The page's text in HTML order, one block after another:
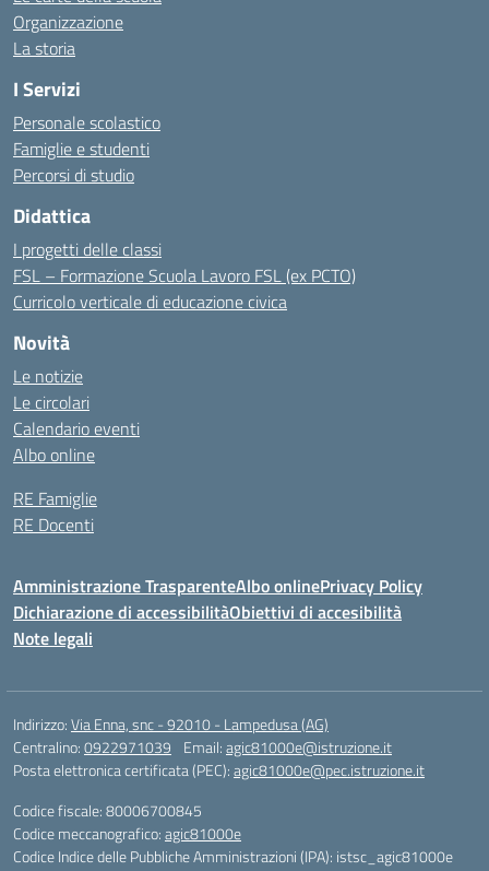
Organizzazione
La storia
I Servizi
Personale scolastico
Famiglie e studenti
Percorsi di studio
Didattica
I progetti delle classi
FSL – Formazione Scuola Lavoro FSL (ex PCTO)
Curricolo verticale di educazione civica
Novità
Le notizie
Le circolari
Calendario eventi
Albo online
RE Famiglie
RE Docenti
Amministrazione TrasparenteAlbo onlinePrivacy Policy
Dichiarazione di accessibilitàObiettivi di accesibilità
Note legali
Indirizzo:Via Enna, snc - 92010 - Lampedusa (AG)
Centralino:0922971039 Email:agic81000e@istruzione.it
Posta elettronica certificata (PEC):agic81000e@pec.istruzione.it
Codice fiscale: 80006700845
Codice meccanografico:agic81000e
Codice Indice delle Pubbliche Amministrazioni (IPA): istsc_agic81000e